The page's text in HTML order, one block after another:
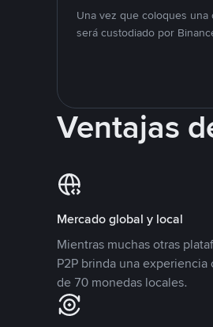
Una vez que coloques una
será custodiado por
Ventajas
Mercado global y local
Mientras muchas otras
P2P brinda una
de 70 monedas locales.